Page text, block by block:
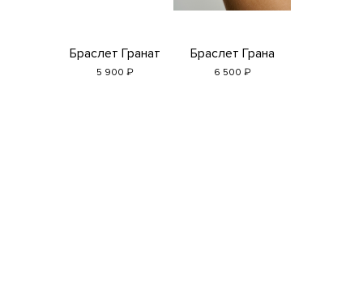
Браслет Гранат
5 900 ₽
Браслет Грана
6 500 ₽